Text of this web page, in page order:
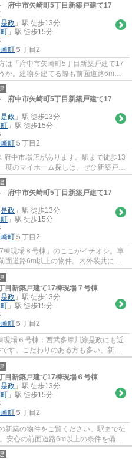
府中市矢崎町5丁目新築戸建て17
是政 」駅 徒歩13分
」駅 徒歩15分
町 ５丁目2
は「府中市矢崎町5丁目新築戸建て17
か。建物を建てる際も前面道路6m以
くことので...
府中市矢崎町5丁目新築戸建て17
是政 」駅 徒歩13分
」駅 徒歩15分
町 ５丁目2
中市場店があります。駅まで徒歩13
度のマイホーム探しは、ぜひ新築戸建
を持つ前...
府中市矢崎町5丁目新築戸建て17
是政 」駅 徒歩13分
」駅 徒歩15分
町 ５丁目2
棟現場８号棟」のここがイチオシ。車
面道路6m以上の物件。内外装共に綺
ょうか。駅...
目新築戸建て17棟現場７号棟
是政 」駅 徒歩13分
」駅 徒歩15分
町 ５丁目2
場６号棟：西武多摩川線是政にも近
す。こだわりのある方も多い、新築
まで歩いて...
目新築戸建て17棟現場６号棟
是政 」駅 徒歩13分
」駅 徒歩15分
町 ５丁目2
新築の物件をご覧ください。駅まで徒
安心の前面道路6m以上の条件を備え
しをして...